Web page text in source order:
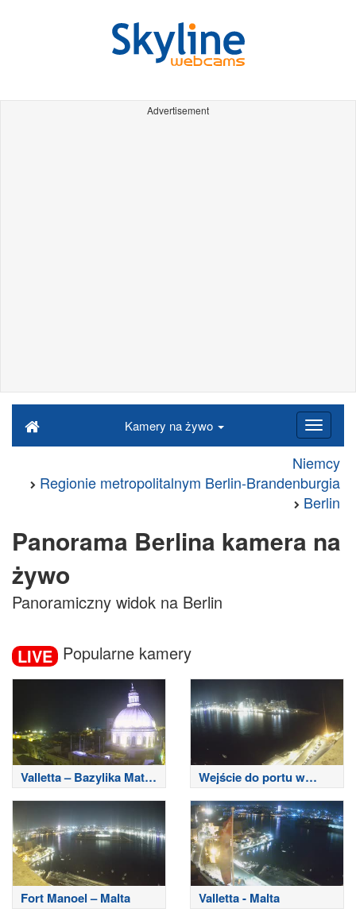
Advertisement
Kamery na żywo
Niemcy
Regionie metropolitalnym Berlin-Brandenburgia
Berlin
Panorama Berlina kamera na
żywo
Panoramiczny widok na Berlin
LIVE Popularne kamery
Valletta – Bazylika Matki
Bożej z Góry Karmel
Wejście do portu w
Sliemie
Fort Manoel – Malta Valletta - Malta